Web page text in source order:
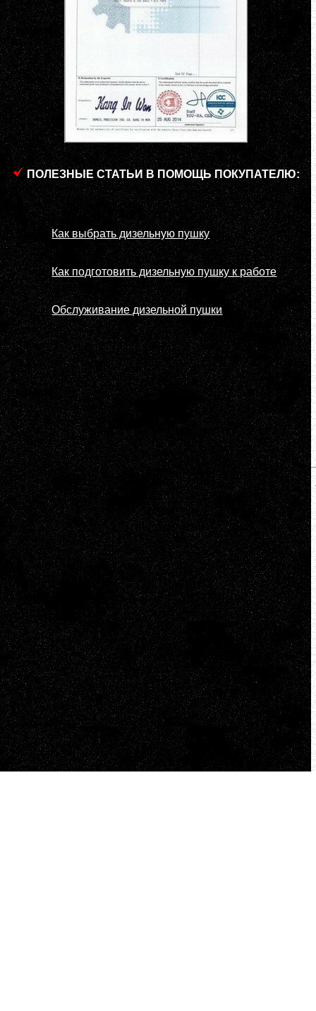
ПОЛЕЗНЫЕ СТАТЬИ В ПОМОЩЬ ПОКУПАТЕЛЮ:
Как выбрать дизельную пушку
Как подготовить дизельную пушку к работе
Обслуживание дизельной пушки